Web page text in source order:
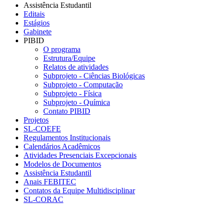
Assistência Estudantil
Editais
Estágios
Gabinete
PIBID
O programa
Estrutura/Equipe
Relatos de atividades
Subprojeto - Ciências Biológicas
Subprojeto - Computação
Subprojeto - Física
Subprojeto - Química
Contato PIBID
Projetos
SL-COEFE
Regulamentos Institucionais
Calendários Acadêmicos
Atividades Presenciais Excepcionais
Modelos de Documentos
Assistência Estudantil
Anais FEBITEC
Contatos da Equipe Multidisciplinar
SL-CORAC